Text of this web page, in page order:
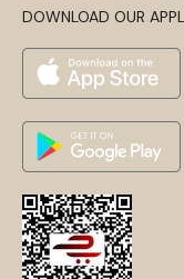
DOWNLOAD OUR